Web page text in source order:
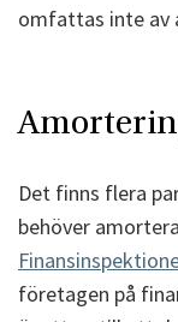
omfattas inte av
Det finns flera
behöver
företagen på